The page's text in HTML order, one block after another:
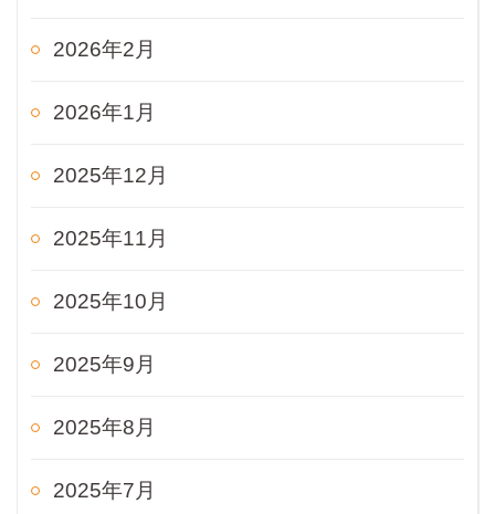
2026年2月
2026年1月
2025年12月
2025年11月
2025年10月
2025年9月
2025年8月
2025年7月